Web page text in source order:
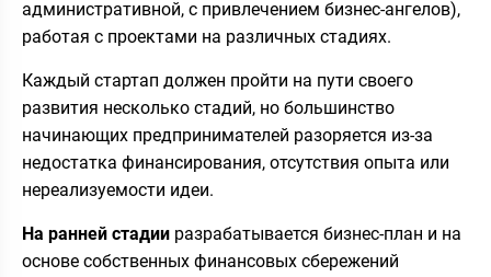
административной, с привлечением бизнес-ангелов),
работая с проектами на различных стадиях.
Каждый стартап должен пройти на пути своего
развития несколько стадий, но большинство
начинающих предпринимателей разоряется из-за
недостатка финансирования, отсутствия опыта или
нереализуемости идеи.
На ранней стадии разрабатывается бизнес-план и на
основе собственных финансовых сбережений